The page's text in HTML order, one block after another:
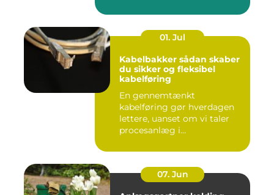
01. Jul
Kabelbakker sådan skaber
du sikker og fleksibel
kabelføring
En gennemtænkt
kabelføring gør hverdagen
lettere, uanset om vi taler
procesanlæg i
07. Jun